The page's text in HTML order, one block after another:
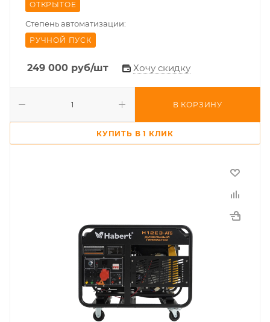
ОТКРЫТОЕ
Степень автоматизации:
РУЧНОЙ ПУСК
249 000 руб/шт Хочу скидку
В КОРЗИНУ
КУПИТЬ В 1 КЛИК